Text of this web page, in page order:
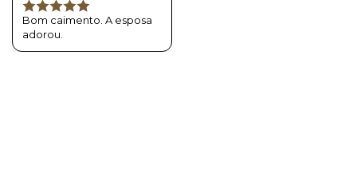
Bom caimento. A esposa
adorou.